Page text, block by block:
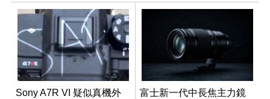
Sony A7R VI 疑似真機外
富士新一代中長焦主力鏡